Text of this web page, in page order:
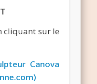
cliquant sur le
Canova